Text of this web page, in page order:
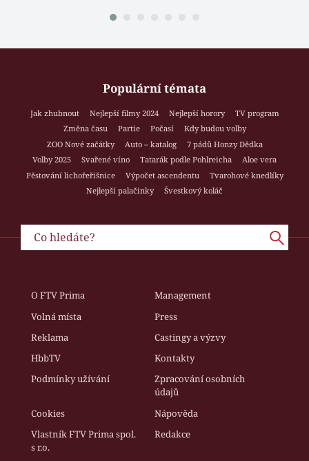
Populární témata
Jak zhubnout Nejlepší filmy 2024 Nejlepší horory
TV program
Změna času
Partie Počasí
Kdy budou volby
ZOO Nové začátky
Auto – katalog
7 pádů Honzy Dědka
Volby 2025
Svařené víno Tatarák podle Pohlreicha
Aloe vera
Pěstování lichořeřišnice
Výpočet ascendentu
Tvarohové knedlíky
Nejlepší palačinky
Švestkový koláč
O FTV Prima
Management
Volná místa
Press
Reklama
Castingy a výzvy
HbbTV
Kontakty
Podmínky užívání
Zpracování osobních
údajů
Cookies
Nápověda
Vlastník FTV Prima spol.
s r.o.
Redakce